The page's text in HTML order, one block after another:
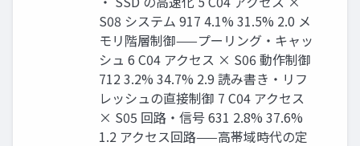
S08 システム 917 4.1% 31.5% 2.0 メ
モリ階層制御——プーリング・キャッ
シュ 6 C04 アクセス × S06 動作制御
712 3.2% 34.7% 2.9 読み書き・リフ
レッシュの直接制御 7 C04 アクセス
× S05 回路・信号 631 2.8% 37.6%
1.2 アクセス回路——高帯域時代の定